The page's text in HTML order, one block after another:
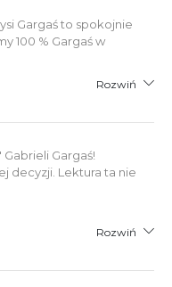
Gargaś to spokojnie
100 % Gargaś w
Rozwiń
Gargaś!
decyzji. Lektura ta nie
Rozwiń